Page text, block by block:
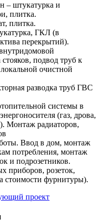
– штукатурка и
плитка.
плитка.
ГКЛ (в
перекрытий).
подвод труб к
очистной
разводка труб ГВС
системы в
(газ, дрова,
Монтаж радиаторов,
Ввод в дом, монтаж
потребления, монтаж
и подрозетников.
приборов, розеток,
стоимости фурнитуры).
проект